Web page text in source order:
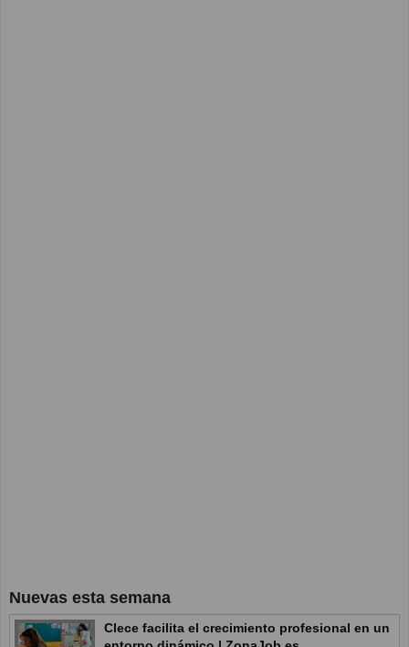
Nuevas esta semana
Clece facilita el crecimiento profesional en un